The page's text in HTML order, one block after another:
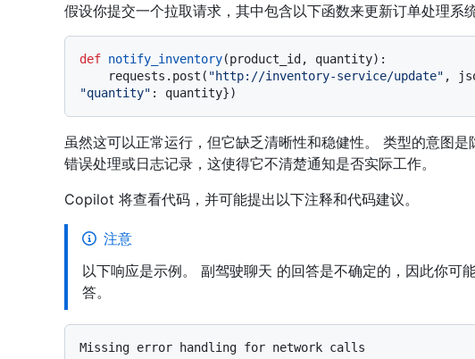
假设你提交一个拉取请求，其中包含以下函数来更新订单处理系
def notify_inventory(product_id, quantity):
    requests.post(
"http://inventory-service/update" ,
"quantity"
虽然这可以正常运行，但它缺乏清晰性和稳健性。 类型的意图
错误处理或日志记录，这使得它不清楚通知是否实际工作。
Copilot 将查看代码，并可能提出以下注释和代码建议。
注意
以下响应是示例。 副驾驶聊天 的回答是不确定的，因此你可
答。
Missing error handling for network calls